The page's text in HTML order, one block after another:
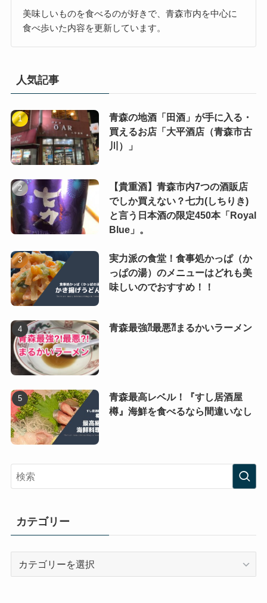
美味しいものを食べるのが好きで、青森市内を中心に
食べ歩いた内容を更新しています。
人気記事
青森の地酒「田酒」が手に入る・
買えるお店「大平酒店（青森市古
川）」
【貴重酒】青森市内7つの酒販店
でしか買えない？七力(しちりき)
と言う日本酒の限定450本「Royal
Blue」。
実力派の食堂！食事処かっぱ（か
っぱの湯）のメニューはどれも美
味しいのでおすすめ！！
青森最強⁈最悪⁈まるかいラーメン
青森最高レベル！『すし居酒屋
樽』海鮮を食べるなら間違いなし
カテゴリー